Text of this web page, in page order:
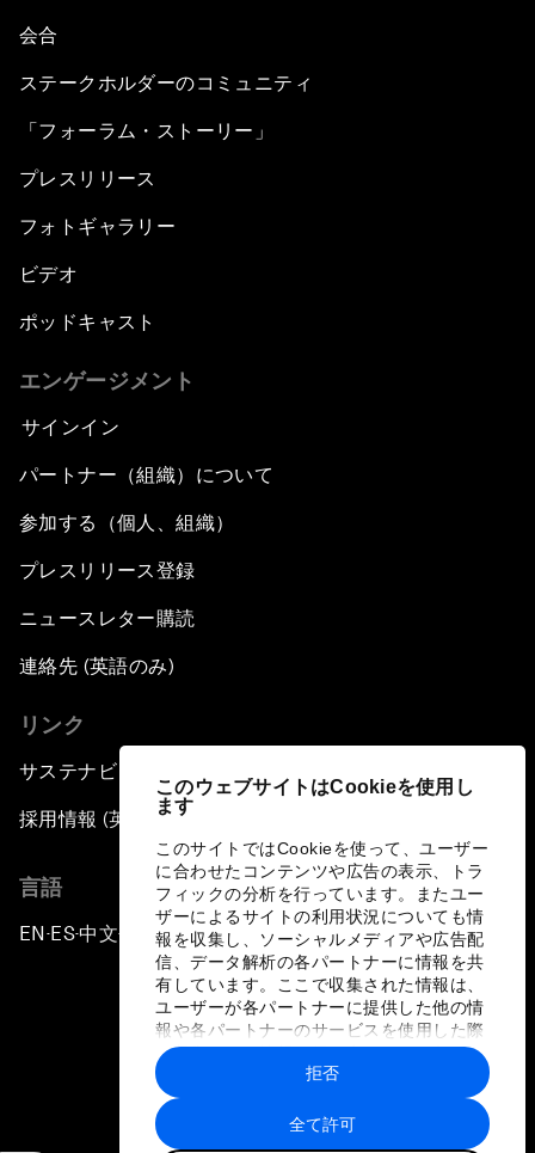
このウェブサイトはCookieを使用し
ます
このサイトではCookieを使って、ユーザー
に合わせたコンテンツや広告の表示、トラ
フィックの分析を行っています。またユー
ザーによるサイトの利用状況についても情
報を収集し、ソーシャルメディアや広告配
信、データ解析の各パートナーに情報を共
有しています。ここで収集された情報は、
ユーザーが各パートナーに提供した他の情
報や各パートナーのサービスを使用した際
に収集された情報と組み合わされ、各パー
トナーによって使用されることがありま
す。
全て許可
拒否
会合
ステークホルダーのコミュニティ
「フォーラム・ストーリー」
プレスリリース
フォトギャラリー
ビデオ
ポッドキャスト
エンゲージメント
サインイン
パートナー（組織）について
参加する（個人、組織）
プレスリリース登録
ニュースレター購読
連絡先 (英語のみ)
リンク
サステナビリティへの取り組み
採用情報 (英語のみ)
言語
EN ▪ES▪中文▪ 日本語
プライバシーポリシーと利用規約
サイトマップ